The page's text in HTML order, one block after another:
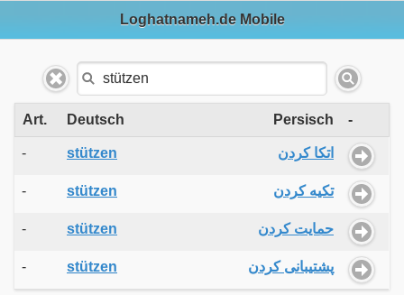
Loghatnameh.de Mobile
Art. Deutsch Persisch -
- stützen اتکا کردن
- stützen تکیه کردن
- stützen حمایت کردن
- stützen پشتیبانی کردن